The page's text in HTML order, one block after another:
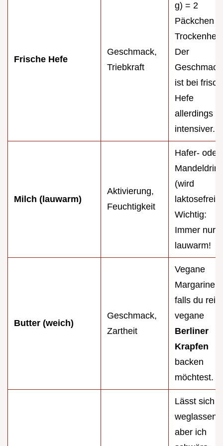
Frische Hefe
Geschmack,
Triebkraft
g) = 2
Päckchen
Der
Geschmack
ist bei
Hefe
allerdings
intensiver.
Milch (lauwarm)
Aktivierung,
Feuchtigkeit
Hafer- oder
Mandeldrink
(wird
laktosefrei).
Wichtig:
Immer nur
lauwarm!
Butter (weich)
Geschmack,
Zartheit
Vegane
Margarine,
falls du rein
vegane
Berliner
Krapfen
backen
möchtest.
Lässt sich
weglassen,
aber ich